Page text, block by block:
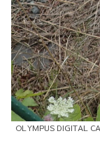
OLYMPUS DIGITAL